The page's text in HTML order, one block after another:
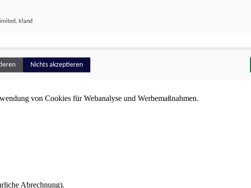
von Cookies für Webanalyse und Werbemaßnahmen.
Abrechnung).
Irland
Nichts akzeptieren